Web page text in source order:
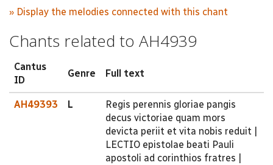
» Display the melodies connected with this chant
Chants related to AH4939
Cantus
ID
Genre Full text
AH49393 L
Regis perennis gloriae pangis
decus victoriae quam mors
devicta periit et vita nobis reduit |
LECTIO epistolae beati Pauli
apostoli ad corinthios fratres |